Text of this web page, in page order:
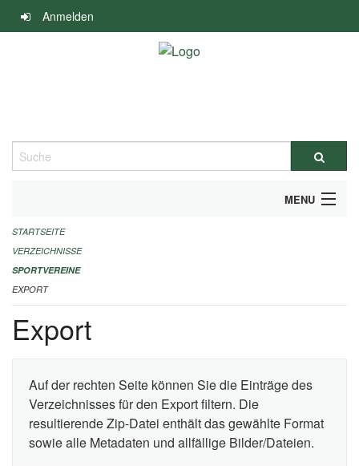
Navigation
überspringen
Anmelden
Suche
MENU
ALLGEMEINE INFORMATIONEN
FINANZIELLE UNTERSTÜTZUNG BENÖTIGT?
KONTAKT
STARTSEITE
VERZEICHNISSE
SPORTVEREINE
EXPORT
Export
Auf der rechten Seite können Sie die Einträge des
Verzeichnisses für den Export filtern. Die
resultierende Zip-Datei enthält das gewählte Format
sowie alle Metadaten und allfällige Bilder/Dateien.